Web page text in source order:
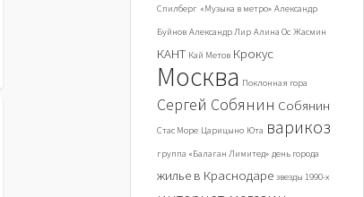
Спилберг «Музыка в метро» Александр
Буйнов Александр Лир Алина Ос Жасмин
КАНТ Кай Метов Крокус
Москва Поклонная гора
Сергей Собянин Собянин
Стас Море Царицыно Юта варикоз
группа «Балаган Лимитед» день города
жилье в Краснодаре звезды 1990-х